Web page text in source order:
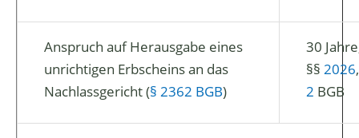
Anspruch auf Herausgabe eines
unrichtigen Erbscheins an das
Nachlassgericht (§ 2362 BGB)
30
§§ 2026
2 BGB